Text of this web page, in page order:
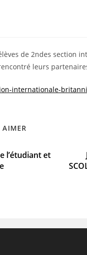
de 2ndes section
leurs
internationale-
AIMER
l’étudiant et